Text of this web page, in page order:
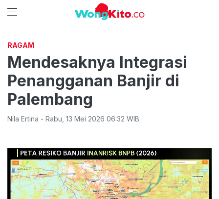
RAGAM
Mendesaknya Integrasi
Penangganan Banjir di
Palembang
Nila Ertina - Rabu 13 Mei 2026 06:32 WIB